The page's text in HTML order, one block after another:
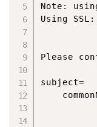
Note:
Using
Please
subject=